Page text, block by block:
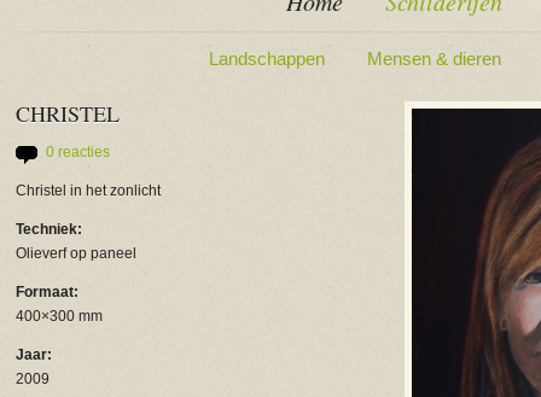
Landschappen Mensen & dieren
CHRISTEL
0 reacties
Christel in het zonlicht
Techniek:
Olieverf op paneel
Formaat:
400×300 mm
Jaar:
2009